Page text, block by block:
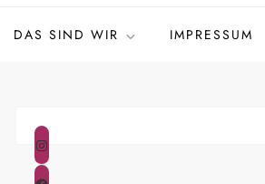
DAS SIND WIR IMPRESSUM
Instagram
Facebook